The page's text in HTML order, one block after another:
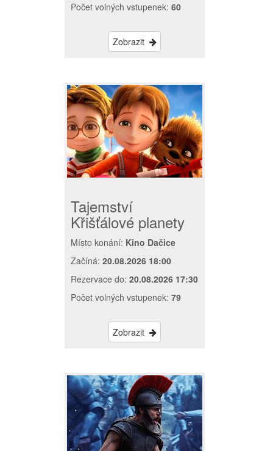
Počet volných vstupenek: 60
Zobrazit
Tajemství
Křišťálové planety
Místo konání: Kino Dačice
Začíná: 20.08.2026 18:00
Rezervace do: 20.08.2026 17:30
Počet volných vstupenek: 79
Zobrazit